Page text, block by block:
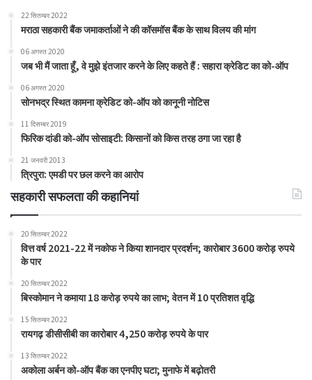
22 सितम्बर 2022
मराठा सहकारी बैंक जमाकर्ताओं ने की कॉसमॉस बैंक के साथ विलय की मांग
06 अगस्त 2020
जब भी मैं जाता हूँ, वे मुझे इंतजार करने के लिए कहते हैं : सहारा क्रेडिट का को-ऑप
06 अगस्त 2020
सोनभद्र स्थित कामना क्रेडिट को-ऑप को कानूनी नोटिस
11 दिसम्बर 2019
फिरिक दांडी को-ऑप सोसाइटी: किसानों को किस तरह ठगा जा रहा है
21 जनवरी 2013
त्रिपुरा: एमडी पर छल करने का आरोप
सहकारी सफलता की कहानियां
20 सितम्बर 2022
वित्त वर्ष 2021-22 में नकोफ ने किया शानदार प्रदर्शन; कारोबार 3600 करोड़ रुपये
के पार
20 सितम्बर 2022
बिस्कोमान ने कमाया 18 करोड़ रुपये का लाभ; वेतन में 10 प्रतिशत वृद्धि
15 सितम्बर 2022
रायगढ़ डीसीसीबी का कारोबार 4,250 करोड़ रुपये के पार
13 सितम्बर 2022
अकोला अर्बन को-ऑप बैंक का एनपीए घटा; मुनाफे में बढ़ोतरी